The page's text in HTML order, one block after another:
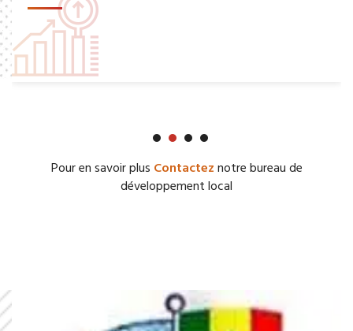
Pour en savoir plus Contacteznotre bureau de
développement local